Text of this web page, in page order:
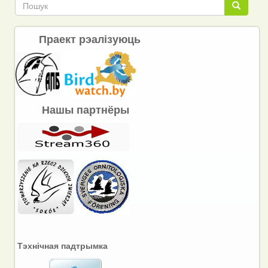
Пошук
Праект рэалізуюць
Нашы партнёры
Тэхнічная падтрымка